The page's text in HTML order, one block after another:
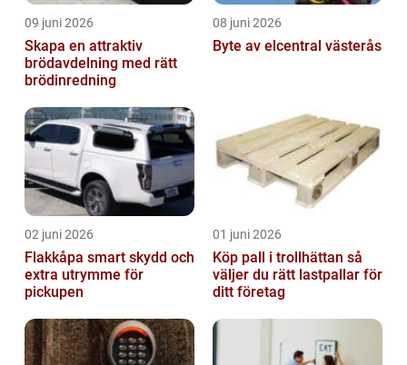
09 juni 2026
Skapa en attraktiv
brödavdelning med rätt
brödinredning
08 juni 2026
Byte av elcentral västerås
02 juni 2026
Flakkåpa smart skydd och
extra utrymme för
pickupen
01 juni 2026
Köp pall i trollhättan så
väljer du rätt lastpallar för
ditt företag